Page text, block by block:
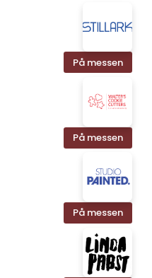
På messen
På messen
På messen